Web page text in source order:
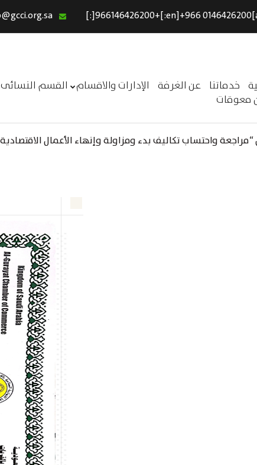
خدماتنا عن الغرفة الإدارات والاقسام القسم النسائى
معوقات
الرئيسية
عن الغرفة
القسم النسائى
التقديم الالكترونى
الحـــــر